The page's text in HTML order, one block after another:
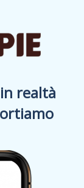
realtà